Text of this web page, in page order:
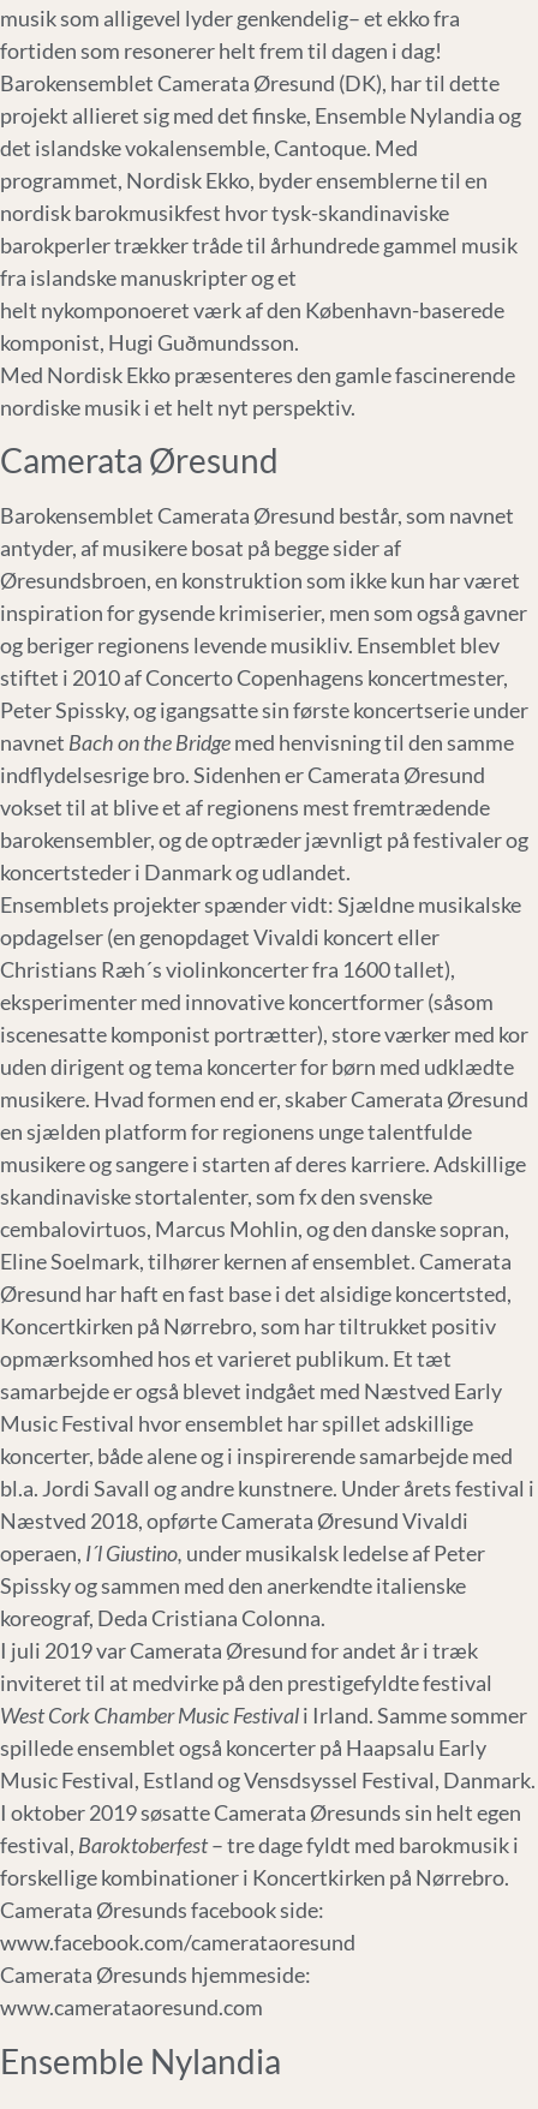
musik som alligevel lyder genkendelig– et ekko fra
fortiden som resonerer helt frem til dagen i dag!
Barokensemblet Camerata Øresund (DK), har til dette
projekt allieret sig med det finske, Ensemble Nylandia og
det islandske vokalensemble, Cantoque. Med
programmet, Nordisk Ekko, byder ensemblerne til en
nordisk barokmusikfest hvor tysk-skandinaviske
barokperler trækker tråde til århundrede gammel musik
fra islandske manuskripter og et
helt nykomponoeret værk af den København-baserede
komponist, Hugi Guðmundsson.
Med Nordisk Ekko præsenteres den gamle fascinerende
nordiske musik i et helt nyt perspektiv.
Camerata Øresund
Barokensemblet Camerata Øresund består, som navnet
antyder, af musikere bosat på begge sider af
Øresundsbroen, en konstruktion som ikke kun har været
inspiration for gysende krimiserier, men som også gavner
og beriger regionens levende musikliv. Ensemblet blev
stiftet i 2010 af Concerto Copenhagens koncertmester,
Peter Spissky, og igangsatte sin første koncertserie under
navnet Bach on the Bridgemed henvisning til den samme
indflydelsesrige bro. Sidenhen er Camerata Øresund
vokset til at blive et af regionens mest fremtrædende
barokensembler, og de optræder jævnligt på festivaler og
koncertsteder i Danmark og udlandet.
Ensemblets projekter spænder vidt: Sjældne musikalske
opdagelser (en genopdaget Vivaldi koncert eller
Christians Ræh´s violinkoncerter fra 1600 tallet),
eksperimenter med innovative koncertformer (såsom
iscenesatte komponist portrætter), store værker med kor
uden dirigent og tema koncerter for børn med udklædte
musikere. Hvad formen end er, skaber Camerata Øresund
en sjælden platform for regionens unge talentfulde
musikere og sangere i starten af deres karriere. Adskillige
skandinaviske stortalenter, som fx den svenske
cembalovirtuos, Marcus Mohlin, og den danske sopran,
Eline Soelmark, tilhører kernen af ensemblet. Camerata
Øresund har haft en fast base i det alsidige koncertsted,
Koncertkirken på Nørrebro, som har tiltrukket positiv
opmærksomhed hos et varieret publikum. Et tæt
samarbejde er også blevet indgået med Næstved Early
Music Festival hvor ensemblet har spillet adskillige
koncerter, både alene og i inspirerende samarbejde med
bl.a. Jordi Savall og andre kunstnere. Under årets festival i
Næstved 2018, opførte Camerata Øresund Vivaldi
operaen, I´l Giustino, under musikalsk ledelse af Peter
Spissky og sammen med den anerkendte italienske
koreograf, Deda Cristiana Colonna.
I juli 2019 var Camerata Øresund for andet år i træk
inviteret til at medvirke på den prestigefyldte festival
West Cork Chamber Music Festivali Irland. Samme sommer
spillede ensemblet også koncerter på Haapsalu Early
Music Festival, Estland og Vensdsyssel Festival, Danmark.
I oktober 2019 søsatte Camerata Øresunds sin helt egen
festival, Baroktoberfest– tre dage fyldt med barokmusik i
forskellige kombinationer i Koncertkirken på Nørrebro.
Camerata Øresunds facebook side:
www.facebook.com/camerataoresund
Camerata Øresunds hjemmeside:
www.camerataoresund.com
Ensemble Nylandia